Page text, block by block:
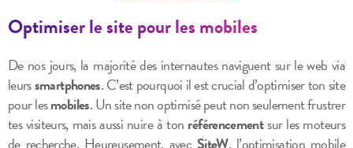
Optimiser le site pour les mobiles
De nos jours, la majorité des internautes naviguent sur le web via
leurssmartphones. C’est pourquoi il est crucial d’optimiser ton site
pour lesmobiles. Un site non optimisé peut non seulement frustrer
tes visiteurs, mais aussi nuire à ton référencementsur les moteurs
de recherche. Heureusement, avec SiteW, l’optimisation mobile